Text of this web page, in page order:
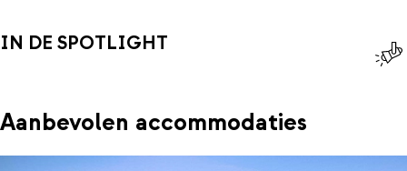
IN DE SPOTLIGHT
Aanbevolen accommodaties